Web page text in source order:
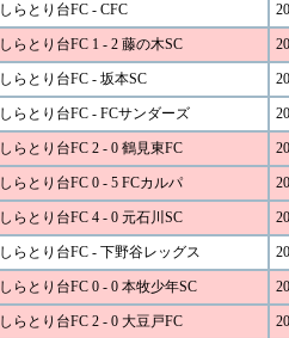
しらとり台FC - CFC
しらとり台FC 1 - 2 藤の木SC
しらとり台FC - 坂本SC
しらとり台FC - FCサンダーズ
しらとり台FC 2 - 0 鶴見東FC
しらとり台FC 0 - 5 FCカルパ
しらとり台FC 4 - 0 元石川SC
しらとり台FC - 下野谷レッグス
しらとり台FC 0 - 0 本牧少年SC
しらとり台FC 2 - 0 大豆戸FC